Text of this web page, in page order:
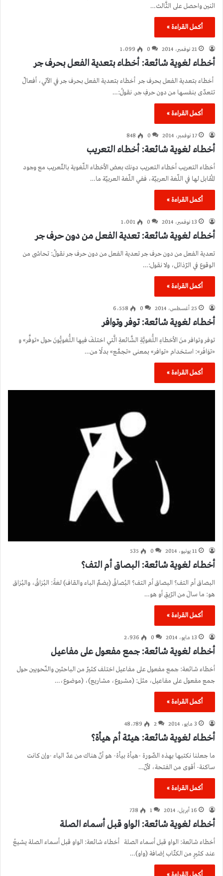
اثنين واحصل على الثَّالث…
أكمل القراءة »
21 نوفمبر، 2014 0 1٬099
أخطاء لغوية شائعة: أخطاء بتعدية الفعل بحرف جر
أخطاء بتعدية الفعل بحرف جر أخطاء بتعدية الفعل بحرف جر في الآتي، أفعالٌ
تتعدّى بنفسها من دون حرفِ جر. نقولُ:…
أكمل القراءة »
17 نوفمبر، 2014 0
848
أخطاء لغوية شائعة: أخطاء التعريب
أخطاء التعريب أخطاء التعريب دونك بعض الأخطاء اللّغوية بالتّعريب مع وجود
المُقابل لها في اللّغة العربيّة، ففي اللّغة العربيّة ما…
أكمل القراءة »
13 نوفمبر، 2014 0 1٬001
أخطاء لغوية شائعة: تعدية الفعل من دون حرف جر
تعدية الفعل من دون حرف جر تعدية الفعل من دون حرف جر نقولُ: تحاشى من
الوقوع في الرّذائل، ولا نقول:…
أكمل القراءة »
25 أغسطس، 2014 0 6٬558
أخطاء لغوية شائعة: توفر وتوافر
توفر وتوافر منَ الأخطاءِ اللُّغويَّةِ الشَّائعةِ الَّتي اختلفَ فيها اللُّغويُّونَ حول «توفَّر» و
«توَافَر»: استخدام «توافر» بمعنى «تجمَّع» بدلًا من…
أكمل القراءة »
11 يونيو، 2014 0
535
أخطاء لغوية شائعة: البصاق أم التف؟
البصاق أم التف؟ البصاق أم التف؟ البُصاقُ (بضمِّ الباء والقاف) لغةً: البُزاقُ، والبُزاق
هو: ما سالَ من الرّيقِ أو هو…
أكمل القراءة »
13 مايو، 2014 0 2٬936
أخطاء لغوية شائعة: جمع مفعول على مفاعيل
أخطاء شائعة: جمع مفعول على مفاعيل اختلف كثيرٌ من الباحثين والنّحويين حول
جمع مفعول على مفاعيل، مثل: (مشروع، مشاريع)، (موضوع،…
أكمل القراءة »
3 مايو، 2014 2 48٬789
أخطاء لغوية شائعة: هيئة أم هيأة؟
ما جعلنا نكتبها بهذه الصّورة -هيأة بيأة- هو أنّ هناك من عدّ الياء -وإن كانت
ساكنة- أقوى من الفتحة، لأنّ…
أكمل القراءة »
16 أبريل، 2014 1
738
أخطاء لغوية شائعة: الواو قبل أسماء الصلة
أخطاء شائعة: الواو قبل أسماء الصلة أخطاء شائعة: الواو قبل أسماء الصلة يشيعُ
عند كثيرٍ من الكتّاب إضافة (واو)…